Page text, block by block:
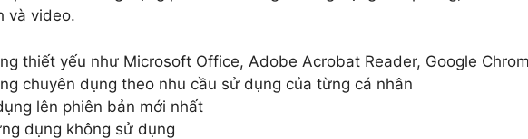
và video.
thiết yếu như Microsoft Office, Adobe Acrobat Reader, Google
chuyên dụng theo nhu cầu sử dụng của từng cá nhân
lên phiên bản mới nhất
dụng không sử dụng